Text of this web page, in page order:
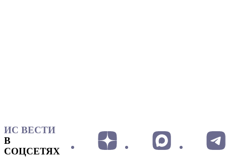
ИС ВЕСТИ
В
СОЦСЕТЯХ